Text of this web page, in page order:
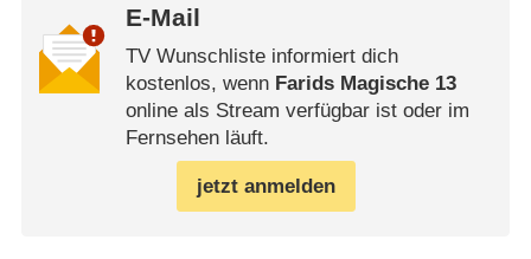
E-Mail
TV Wunschliste informiert dich
kostenlos, wenn Farids Magische 13
online als Stream verfügbar ist oder im
Fernsehen läuft.
jetzt anmelden